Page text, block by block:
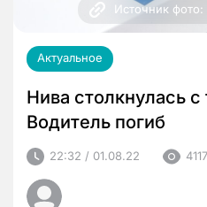
Источник
Актуальное
Нива столкнулась
Водитель погиб
22:32 / 01.08.22 4117